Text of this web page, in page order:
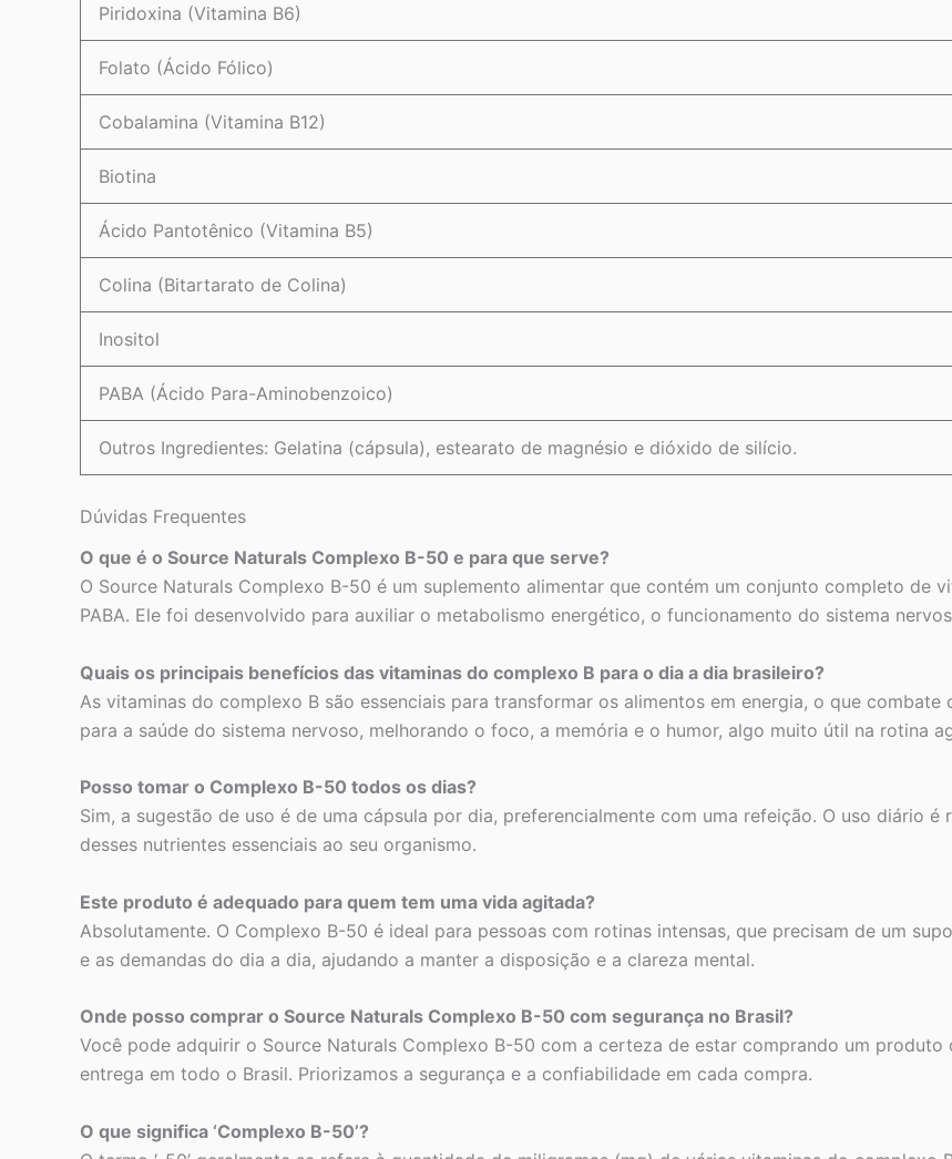
Piridoxina (Vitamina B6)
Folato (Ácido Fólico)
Cobalamina (Vitamina B12)
Biotina
Ácido Pantotênico (Vitamina B5)
Colina (Bitartarato de Colina)
Inositol
PABA (Ácido Para-Aminobenzoico)
Outros Ingredientes: Gelatina (cápsula), estearato de magnésio e dióxido de silício.
Dúvidas Frequentes
O que é o Source Naturals Complexo B-50 e para que serve?
O Source Naturals Complexo B-50 é um suplemento alimentar que contém um conjunto completo de
PABA. Ele foi desenvolvido para auxiliar o metabolismo energético, o funcionamento do sistema
Quais os principais benefícios das vitaminas do complexo B para o dia a dia brasileiro?
As vitaminas do complexo B são essenciais para transformar os alimentos em energia, o que
para a saúde do sistema nervoso, melhorando o foco, a memória e o humor, algo muito útil na rotina
Posso tomar o Complexo B-50 todos os dias?
Sim, a sugestão de uso é de uma cápsula por dia, preferencialmente com uma refeição. O uso diário
desses nutrientes essenciais ao seu organismo.
Este produto é adequado para quem tem uma vida agitada?
Absolutamente. O Complexo B-50 é ideal para pessoas com rotinas intensas, que precisam de um
e as demandas do dia a dia, ajudando a manter a disposição e a clareza mental.
Onde posso comprar o Source Naturals Complexo B-50 com segurança no Brasil?
Você pode adquirir o Source Naturals Complexo B-50 com a certeza de estar comprando um
entrega em todo o Brasil. Priorizamos a segurança e a confiabilidade em cada compra.
O que significa ‘Complexo B-50’?